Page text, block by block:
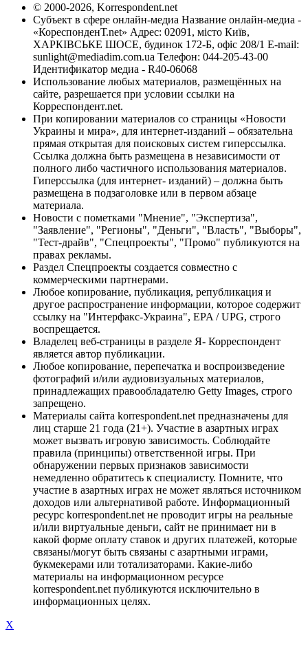
© 2000-2026, Korrespondent.net
Субъект в сфере онлайн-медиа Название онлайн-медиа -
«КореспонденТ.net» Адрес: 02091, місто Київ,
ХАРКІВСЬКЕ ШОСЕ, будинок 172-Б, офіс 208/1 E-mail:
sunlight@mediadim.com.ua Телефон: 044-205-43-00
Идентификатор медиа - R40-06068
Использование любых материалов, размещённых на
сайте, разрешается при условии ссылки на
Корреспондент.net.
При копировании материалов со страницы «Новости
Украины и мира», для интернет-изданий – обязательна
прямая открытая для поисковых систем гиперссылка.
Ссылка должна быть размещена в независимости от
полного либо частичного использования материалов.
Гиперссылка (для интернет- изданий) – должна быть
размещена в подзаголовке или в первом абзаце
материала.
Новости с пометками "Мнение", "Экспертиза",
"Заявление", "Регионы", "Деньги", "Власть", "Выборы",
"Тест-драйв", "Спецпроекты", "Промо" публикуются на
правах рекламы.
Раздел Спецпроекты создается совместно с
коммерческими партнерами.
Любое копирование, публикация, републикация и
другое распространение информации, которое содержит
ссылку на "Интерфакс-Украина", EPA / UPG, строго
воспрещается.
Владелец веб-страницы в разделе Я- Корреспондент
является автор публикации.
Любое копирование, перепечатка и воспроизведение
фотографий и/или аудиовизуальных материалов,
принадлежащих правообладателю Getty Images, строго
запрещено.
Материалы сайта korrespondent.net предназначены для
лиц старше 21 года (21+). Участие в азартных играх
может вызвать игровую зависимость. Соблюдайте
правила (принципы) ответственной игры. При
обнаружении первых признаков зависимости
немедленно обратитесь к специалисту. Помните, что
участие в азартных играх не может являться источником
доходов или альтернативой работе. Информационный
ресурс korrespondent.net не проводит игры на реальные
и/или виртуальные деньги, сайт не принимает ни в
какой форме оплату ставок и других платежей, которые
связаны/могут быть связаны с азартными играми,
букмекерами или тотализаторами. Какие-либо
материалы на информационном ресурсе
korrespondent.net публикуются исключительно в
информационных целях.
X